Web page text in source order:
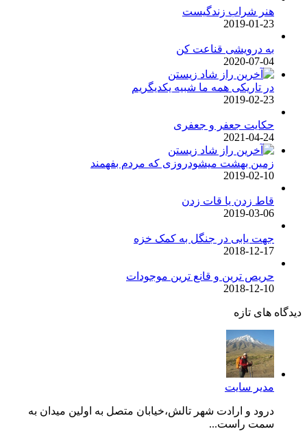
هنر شراب زندگیست
2019-01-23
به درویشی قناعت کن
2020-07-04
در تاریکی همه ما شبیه یکدیگریم
2019-02-23
حکایت جعفر و جعفری
2021-04-24
زمین بهشت میشودروزی که مردم بفهمند
2019-02-10
قاط زدن یا قات زدن
2019-03-06
جهت یابی در جنگل به کمک خزه
2018-12-17
حریص ترین و قانع ترین موجودات
2018-12-10
های تازه
مدیر سایت
درود و ارادت شهر تالش،خیابان متصل به اولین میدان به
سمت راست...